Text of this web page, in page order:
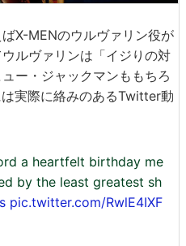
X-MENのウルヴァリン役が
ルヴァリンは「イジりの対
ー・ジャックマンももちろ
実際に絡みのあるTwitter動
a heartfelt birthday me
by the least greatest sh
pic.twitter.com/RwlE4IXF